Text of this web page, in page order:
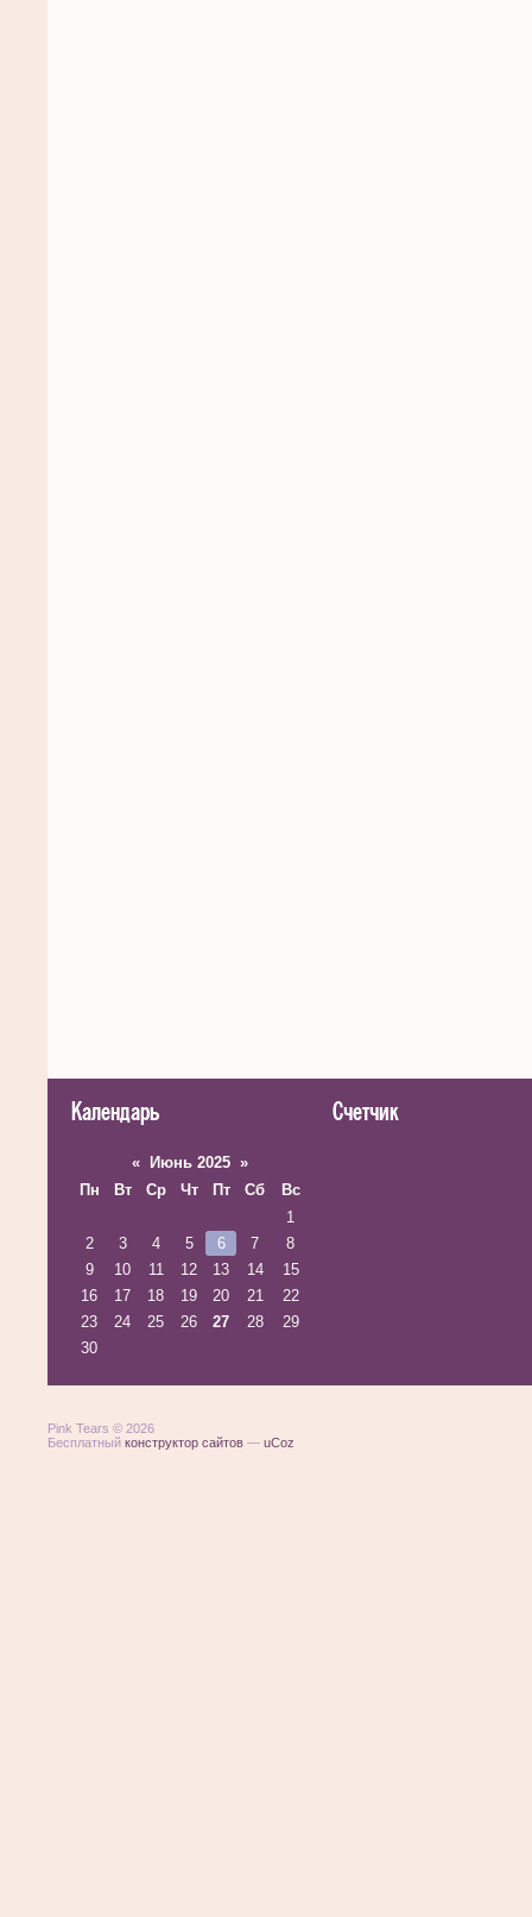
Календарь
« Июнь 2025 »
Пн
Вт Ср Чт Пт Сб
Вс
1
2
3 4 5 6 7
8
9
10 11 12 13 14
15
16
17 18 19 20 21
22
23
24 25 26 27 28
29
30
Счетчик
Pink Tears © 2026
Бесплатный конструктор сайтов — uCoz